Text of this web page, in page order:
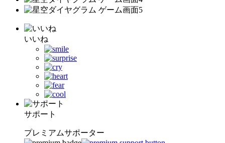
いいね
サポート
プレミアムサポーター